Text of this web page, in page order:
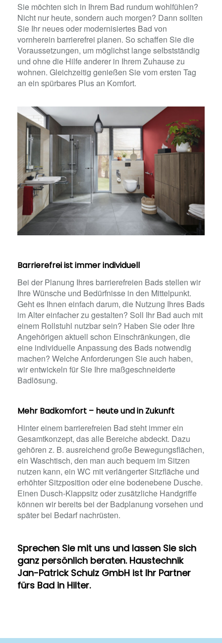
Sie möchten sich in Ihrem Bad rundum wohlfühlen?
Nicht nur heute, sondern auch morgen? Dann sollten
Sie Ihr neues oder modernisiertes Bad von
vornherein barrierefrei planen. So schaffen Sie die
Voraussetzungen, um möglichst lange selbstständig
und ohne die Hilfe anderer in Ihrem Zuhause zu
wohnen. Gleichzeitig genießen Sie vom ersten Tag
an ein spürbares Plus an Komfort.
Barrierefrei ist immer individuell
Bei der Planung Ihres barrierefreien Bads stellen wir
Ihre Wünsche und Bedürfnisse in den Mittelpunkt.
Geht es Ihnen einfach darum, die Nutzung Ihres Bads
im Alter einfacher zu gestalten? Soll Ihr Bad auch mit
einem Rollstuhl nutzbar sein? Haben Sie oder Ihre
Angehörigen aktuell schon Einschränkungen, die
eine individuelle Anpassung des Bads notwendig
machen? Welche Anforderungen Sie auch haben,
wir entwickeln für Sie Ihre maßgeschneiderte
Badlösung.
Mehr Badkomfort – heute und in Zukunft
Hinter einem barrierefreien Bad steht immer ein
Gesamtkonzept, das alle Bereiche abdeckt. Dazu
gehören z. B. ausreichend große Bewegungsflächen,
ein Waschtisch, den man auch bequem im Sitzen
nutzen kann, ein WC mit verlängerter Sitzfläche und
erhöhter Sitzposition oder eine bodenebene Dusche.
Einen Dusch-Klappsitz oder zusätzliche Handgriffe
können wir bereits bei der Badplanung vorsehen und
später bei Bedarf nachrüsten.
Sprechen Sie mit uns und lassen Sie sich
ganz persönlich beraten. Haustechnik
Jan-Patrick Schulz GmbH ist Ihr Partner
fürs Bad in Hilter.